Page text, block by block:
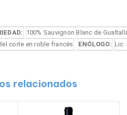
100% Sauvignon Blanc de
corte en roble francés ENÓLOGO: Lic.
relacionados